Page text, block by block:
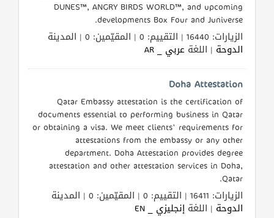
DUNES™, ANGRY BIRDS WORLD™, and upcoming
developments Box Four and Juniverse.
الزيارات: 16440 | التقييم: 0 | المقيّمين: 0 | المدينة
الدوحة | اللغة عربي _ AR
Doha Attestation
Qatar Embassy attestation is the certification of
documents essential to performing business in Qatar
or obtaining a visa. We meet clients' requirements for
attestations from the embassy or any other
department. Doha Attestation provides degree
attestation and other attestation services in Doha,
Qatar.
الزيارات: 16411 | التقييم: 0 | المقيّمين: 0 | المدينة
الدوحة | اللغة إنجليزي _ EN